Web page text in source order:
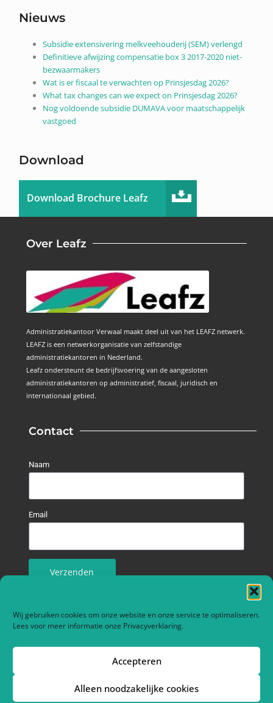
Wij gebruiken cookies om onze website en onze service te optimaliseren.
Lees voor meer informatie onze Privacyverklaring.
Accepteren
Alleen noodzakelijke cookies
Nieuws
Subsidie extensivering melkveehouderij (SEM) verlengd
Definitieve afwijzing compensatie box 3 2017-2020 niet-
bezwaarmakers
Wat is er fiscaal te verwachten op Prinsjesdag 2026?
What tax changes can we expect on Prinsjesdag 2026?
Nog voldoende subsidie DUMAVA voor maatschappelijk
vastgoed
Download
Download Brochure Leafz
Over Leafz
Administratiekantoor Verwaal maakt deel uit van het LEAFZ netwerk.
LEAFZ is een netwerkorganisatie van zelfstandige
administratiekantoren in Nederland.
Leafz ondersteunt de bedrijfsvoering van de aangesloten
administratiekantoren op administratief, fiscaal, juridisch en
internationaal gebied.
Contact
Naam
Email
Verzenden
Contact info
Meidoornstraat 3F
2861 VH BERGAMBACHT